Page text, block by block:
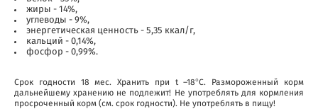
жиры - 14%,
углеводы - 9%,
энергетическая ценность - 5,35 ккал/г,
кальций - 0,14%,
фосфор - 0,99%.
Срок годности 18 мес. Хранить при t –18°С. Размороженный корм
дальнейшему хранению не подлежит! Не употреблять для кормления
просроченный корм (см. срок годности). Не употреблять в пищу!